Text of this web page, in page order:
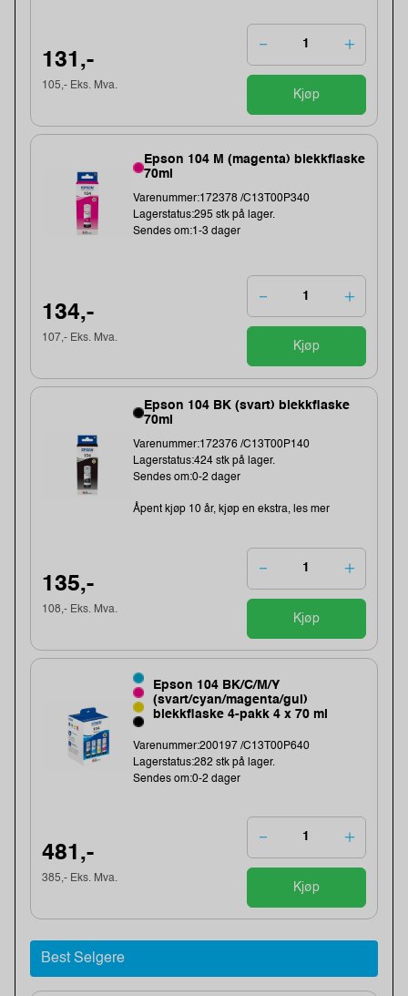
131,-
105,- Eks. Mva.
Kjøp
Epson 104 M (magenta) blekkflaske
70ml
Varenummer:172378 /C13T00P340
Lagerstatus:295 stk på lager.
Sendes om:1-3 dager
134,-
107,- Eks. Mva.
Kjøp
Epson 104 BK (svart) blekkflaske
70ml
Varenummer:172376 /C13T00P140
Lagerstatus:424 stk på lager.
Sendes om:0-2 dager
Åpent kjøp 10 år, kjøp en ekstra, les mer
135,-
108,- Eks. Mva.
Kjøp
Epson 104 BK/C/M/Y
(svart/cyan/magenta/gul)
blekkflaske 4-pakk 4 x 70 ml
Varenummer:200197 /C13T00P640
Lagerstatus:282 stk på lager.
Sendes om:0-2 dager
481,-
385,- Eks. Mva.
Kjøp
Best Selgere